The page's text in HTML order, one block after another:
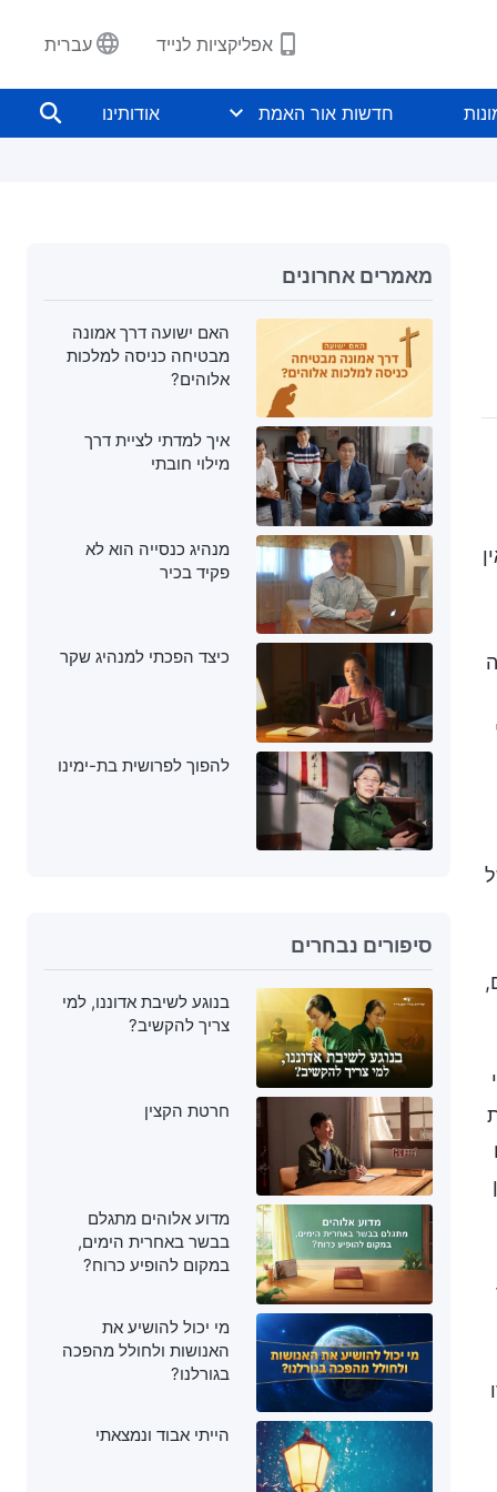
אפליקציות לנייד עברית
חדשות אור האמת אודותינו
מאמרים אחרונים
האם ישועה דרך אמונה
מבטיחה כניסה למלכות
אלוהים?
איך למדתי לציית דרך
מילוי חובתי
מנהיג כנסייה הוא לא
פקיד בכיר
כיצד הפכתי למנהיג שקר
להפוך לפרושית בת-ימינו
סיפורים נבחרים
בנוגע לשיבת אדוננו, למי
צריך להקשיב?
חרטת הקצין
מדוע אלוהים מתגלם
בבשר באחרית הימים,
במקום להופיע כרוח?
מי יכול להושיע את
האנושות ולחולל מהפכה
בגורלנו?
הייתי אבוד ונמצאתי